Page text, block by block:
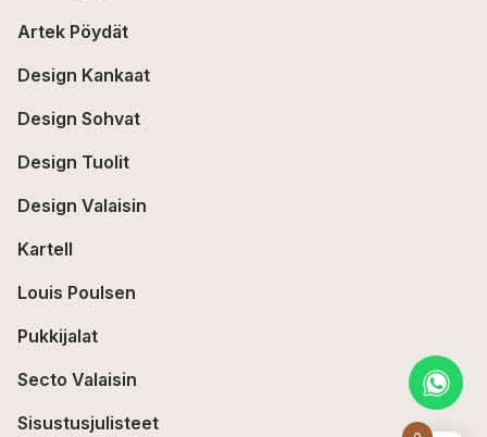
Artek Pöydät
Design Kankaat
Design Sohvat
Design Tuolit
Design Valaisin
Kartell
Louis Poulsen
Pukkijalat
Secto Valaisin
Sisustusjulisteet